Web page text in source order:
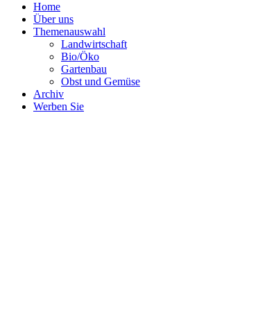
Home
Über uns
Themenauswahl
Landwirtschaft
Bio/Öko
Gartenbau
Obst und Gemüse
Archiv
Werben Sie